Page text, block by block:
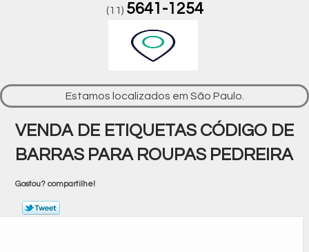
(11) 5641-1254
Estamos localizados em São Paulo.
VENDA DE ETIQUETAS CÓDIGO DE
BARRAS PARA ROUPAS PEDREIRA
Gostou? compartilhe!